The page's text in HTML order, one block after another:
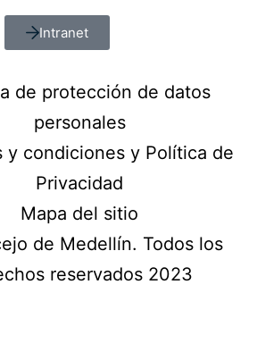
Intranet
de protección de datos
personales
y condiciones y Política de
Privacidad
Mapa del sitio
de Medellín. Todos los
reservados 2023